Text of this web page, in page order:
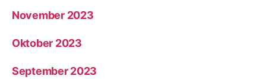
November 2023
Oktober 2023
September 2023